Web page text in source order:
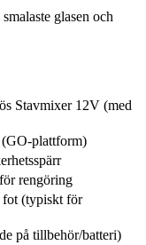
glasen och
Stavmixer 12V (med
plattform)
rengöring
fot (typiskt för
på tillbehör/batteri)